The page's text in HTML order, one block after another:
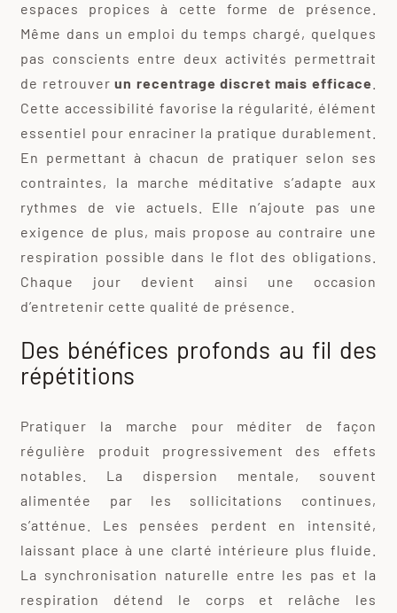
espaces propices à cette forme de présence.
Même dans un emploi du temps chargé, quelques
pas conscients entre deux activités permettrait
de retrouverun recentrage discret mais efficace
Cette accessibilité favorise la régularité, élément
essentiel pour enraciner la pratique durablement.
En permettant à chacun de pratiquer selon ses
contraintes, la marche méditative s’adapte aux
rythmes de vie actuels. Elle n’ajoute pas une
exigence de plus, mais propose au contraire une
respiration possible dans le flot des obligations.
Chaque jour devient ainsi une occasion
d’entretenir cette qualité de présence.
Des bénéfices profonds au fil des
répétitions
Pratiquer la marche pour méditer de façon
régulière produit progressivement des effets
notables. La dispersion mentale, souvent
alimentée par les sollicitations continues,
s’atténue. Les pensées perdent en intensité,
laissant place à une clarté intérieure plus fluide.
La synchronisation naturelle entre les pas et la
respiration détend le corps et relâche les